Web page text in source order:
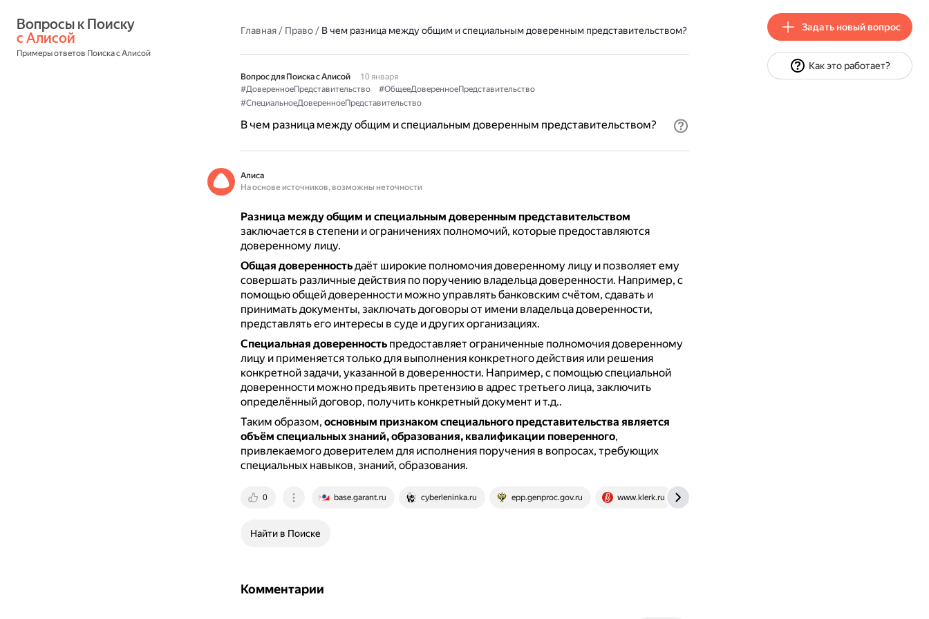
с Алисой
Примеры ответов Поиска с Алисой
Главная/ Право/ В чем разница между общим и специальным доверенным представительством?
Вопрос для Поиска с Алисой
10 января
#ДоверенноеПредставительство
#ОбщееДоверенноеПредставительство
#СпециальноеДоверенноеПредставительство
В чем разница между общим и специальным доверенным представительством?
Алиса
На основе источников, возможны неточности
Разница между общим и специальным доверенным представительством
заключается в степени и ограничениях полномочий, которые предоставляются
доверенному лицу.
Общая доверенностьдаёт широкие полномочия доверенному лицу и позволяет ему
совершать различные действия по поручению владельца доверенности. Например, с
помощью общей доверенности можно управлять банковским счётом, сдавать и
принимать документы, заключать договоры от имени владельца доверенности,
представлять его интересы в суде и других организациях.
Специальная доверенностьпредоставляет ограниченные полномочия доверенному
лицу и применяется только для выполнения конкретного действия или решения
конкретной задачи, указанной в доверенности. Например, с помощью специальной
доверенности можно предъявить претензию в адрес третьего лица, заключить
определённый договор, получить конкретный документ и т.д..
Таким образом, основным признаком специального представительства является
объём специальных знаний, образования, квалификации поверенного,
привлекаемого доверителем для исполнения поручения в вопросах, требующих
специальных навыков, знаний, образования.
0 base.garant.ru cyberleninka.ru epp.genproc.gov.ru www.klerk.ru
Найти в Поиске
Комментарии
Задать новый вопрос
Как это работает?